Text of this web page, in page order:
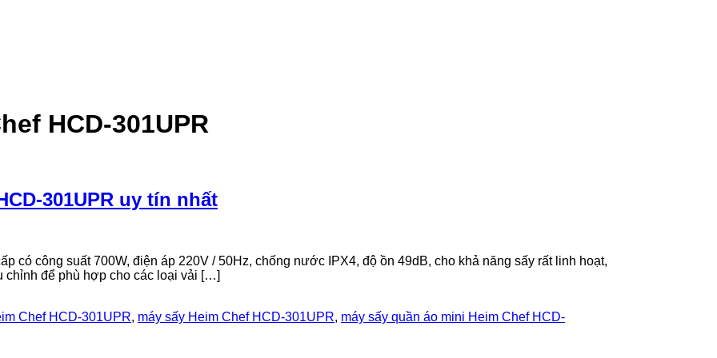
HCD-301UPR
301UPR uy tín nhất
có công suất 700W, điện áp 220V / 50Hz, chống nước IPX4, độ ồn 49dB, cho khả năng sấy rất linh hoạt,
chỉnh để phù hợp cho các loại vải […]
Chef HCD-301UPR, máy sấy Heim Chef HCD-301UPR, máy sấy quần áo mini Heim Chef HCD-